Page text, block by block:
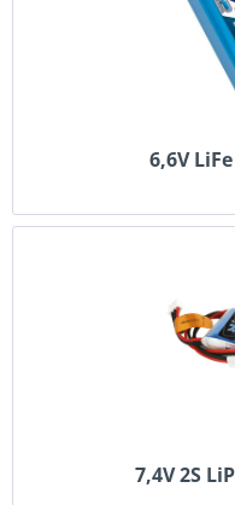
6,6V
7,4V 2S